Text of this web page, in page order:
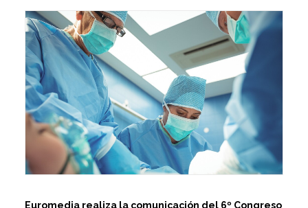
Euromedia realiza la comunicación del 6º Congreso